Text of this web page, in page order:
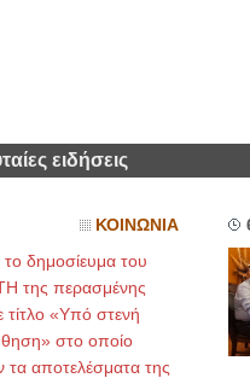
ειδήσεις
ΚΟΙΝΩΝΙΑ
δημοσίευμα του
της περασμένης
τίτλο «Υπό στενή
στο οποίο
τα αποτελέσματα της